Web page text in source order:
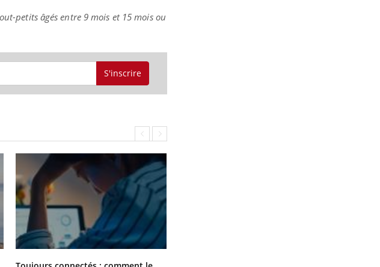
petits âgés entre 9 mois et 15 mois ou
S'inscrire